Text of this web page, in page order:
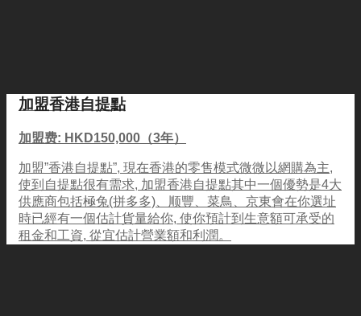
加盟香港自提點
加盟费: HKD150,000（3年）
加盟”香港自提點”, 現在香港的零售模式微微以網購為主,
使到自提點很有需求, 加盟香港自提點其中一個優勢是4大
供應商包括極兔(拼多多)、顺豐、菜鳥、京東會在你選址
時已經有一個估計貨量給你, 使你預計到生意額可承受的
租金和工資, 從宜估計營業額和利潤。